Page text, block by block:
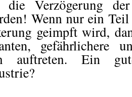
Verzögerung
Wenn nur ein
geimpft wird,
gefährlichere
auftreten. Ein
Wohl kaum